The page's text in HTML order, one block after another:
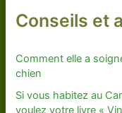
Conseils et
Comment elle a
chien
Si vous habitez au